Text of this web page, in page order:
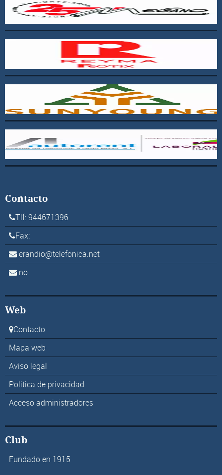
Contacto
Tlf: 944671396
Fax:
erandio@telefonica.net
no
Web
Contacto
Mapa web
Aviso legal
Politica de privacidad
Acceso administradores
Club
Fundado en 1915